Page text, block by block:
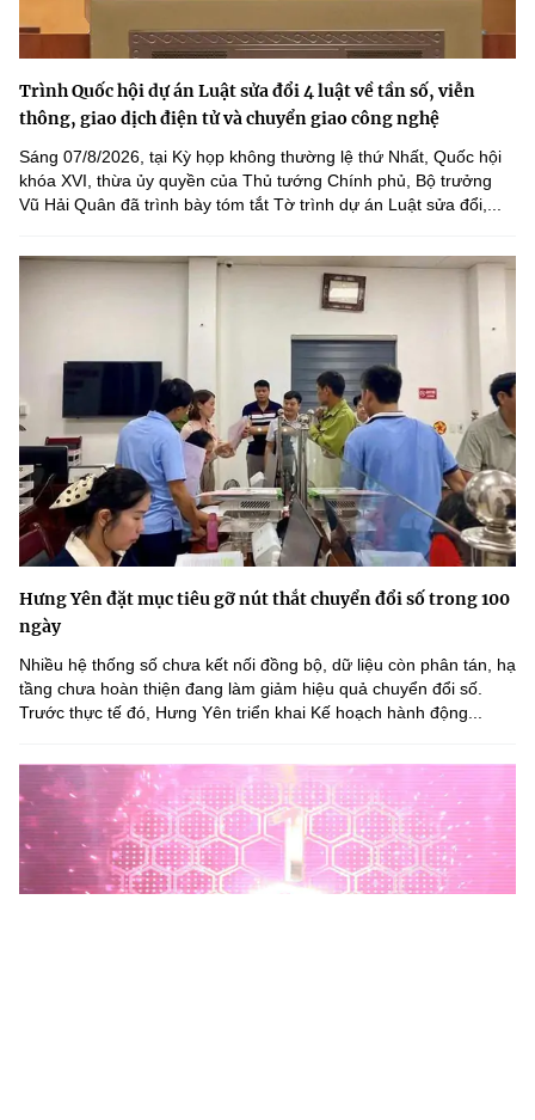
Trình Quốc hội dự án Luật sửa đổi 4 luật về tần số, viễn
thông, giao dịch điện tử và chuyển giao công nghệ
Sáng 07/8/2026, tại Kỳ họp không thường lệ thứ Nhất, Quốc hội
khóa XVI, thừa ủy quyền của Thủ tướng Chính phủ, Bộ trưởng
Vũ Hải Quân đã trình bày tóm tắt Tờ trình dự án Luật sửa đổi,...
Hưng Yên đặt mục tiêu gỡ nút thắt chuyển đổi số trong 100
ngày
Nhiều hệ thống số chưa kết nối đồng bộ, dữ liệu còn phân tán, hạ
tầng chưa hoàn thiện đang làm giảm hiệu quả chuyển đổi số.
Trước thực tế đó, Hưng Yên triển khai Kế hoạch hành động...